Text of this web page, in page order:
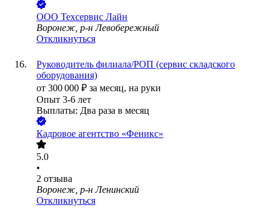
ООО Техсервис Лайн
Воронеж, р-н Левобережный
Откликнуться
Руководитель филиала/РОП (сервис складского
оборудования)
от 300 000 ₽ за месяц, на руки
Опыт 3-6 лет
Выплаты: Два раза в месяц
Кадровое агентство «Феникс»
5.0
•
2 отзыва
Воронеж, р-н Ленинский
Откликнуться